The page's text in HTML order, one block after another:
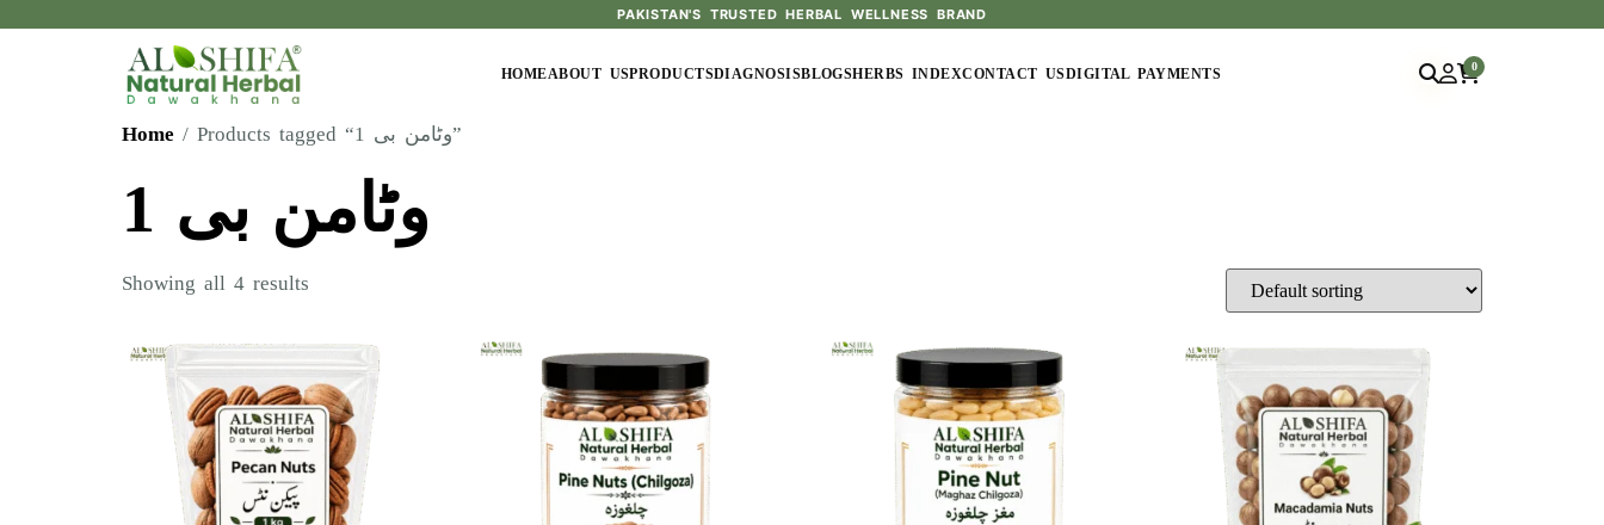
PAKISTAN'S TRUSTED HERBAL WELLNESS BRAND
HOMEABOUT USPRODUCTSDIAGNOSISBLOGSHERBS INDEXCONTACT USDIGITAL PAYMENTS
0
Home / Products tagged “وٹامن بی 1”
وٹامن بی 1
Showing all 4 results